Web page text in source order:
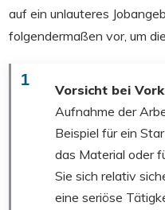
auf ein unlauteres
folgendermaßen vor, um
1
Vorsicht bei
Aufnahme der
Beispiel für ein
das Material oder
Sie sich relativ
eine seriöse